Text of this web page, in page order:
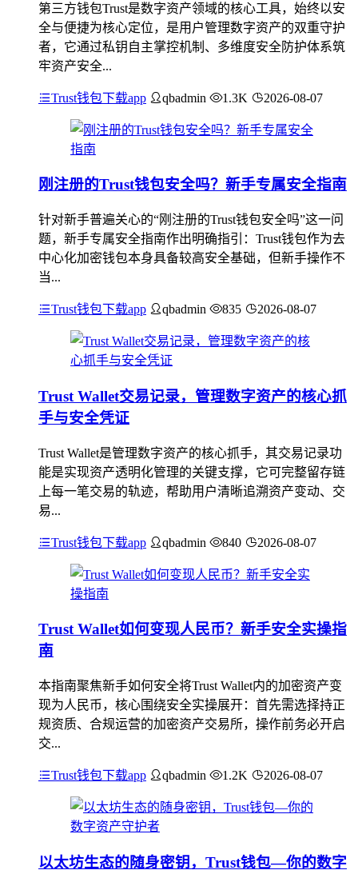
第三方钱包Trust是数字资产领域的核心工具，始终以安
全与便捷为核心定位，是用户管理数字资产的双重守护
者，它通过私钥自主掌控机制、多维度安全防护体系筑
牢资产安全...
Trust钱包下载app qbadmin 1.3K 2026-08-07
刚注册的Trust钱包安全吗？新手专属安全指南
针对新手普遍关心的“刚注册的Trust钱包安全吗”这一问
题，新手专属安全指南作出明确指引：Trust钱包作为去
中心化加密钱包本身具备较高安全基础，但新手操作不
当...
Trust钱包下载app qbadmin 835 2026-08-07
Trust Wallet交易记录，管理数字资产的核心抓
手与安全凭证
Trust Wallet是管理数字资产的核心抓手，其交易记录功
能是实现资产透明化管理的关键支撑，它可完整留存链
上每一笔交易的轨迹，帮助用户清晰追溯资产变动、交
易...
Trust钱包下载app qbadmin 840 2026-08-07
Trust Wallet如何变现人民币？新手安全实操指
南
本指南聚焦新手如何安全将Trust Wallet内的加密资产变
现为人民币，核心围绕安全实操展开：首先需选择持正
规资质、合规运营的加密资产交易所，操作前务必开启
交...
Trust钱包下载app qbadmin 1.2K 2026-08-07
以太坊生态的随身密钥，Trust钱包—你的数字